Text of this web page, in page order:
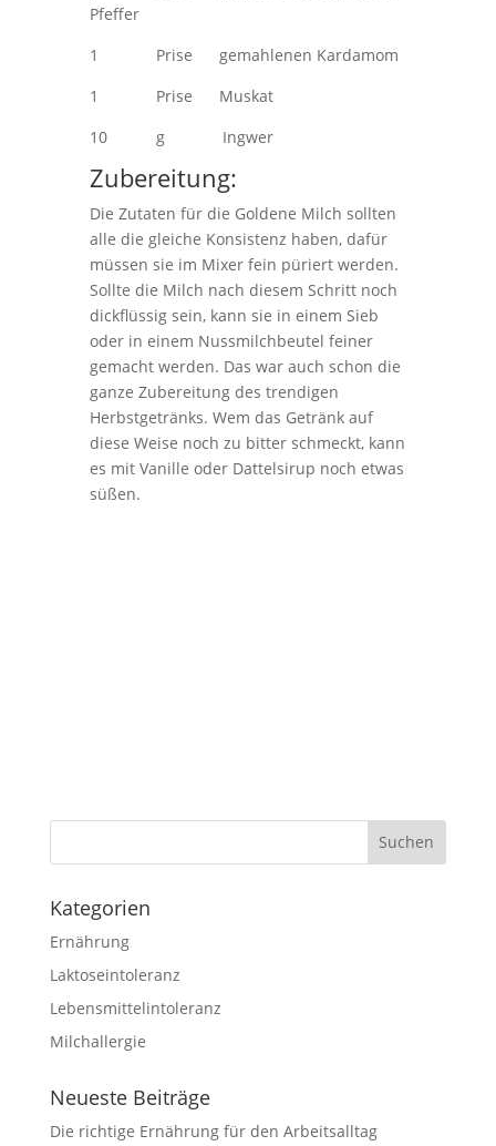
Pfeffer
1 Prise gemahlenen Kardamom
1 Prise Muskat
10 g Ingwer
Zubereitung:
Die Zutaten für die Goldene Milch sollten
alle die gleiche Konsistenz haben, dafür
müssen sie im Mixer fein püriert werden.
Sollte die Milch nach diesem Schritt noch
dickflüssig sein, kann sie in einem Sieb
oder in einem Nussmilchbeutel feiner
gemacht werden. Das war auch schon die
ganze Zubereitung des trendigen
Herbstgetränks. Wem das Getränk auf
diese Weise noch zu bitter schmeckt, kann
es mit Vanille oder Dattelsirup noch etwas
süßen.
Kategorien
Ernährung
Laktoseintoleranz
Lebensmittelintoleranz
Milchallergie
Neueste Beiträge
Die richtige Ernährung für den Arbeitsalltag